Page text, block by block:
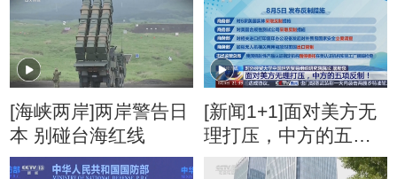
朗称摧毁美军F-35战
机
[海峡两岸]两岸警告日
本 别碰台海红线
[新闻1+1]面对美方无
理打压，中方的五项
反制！